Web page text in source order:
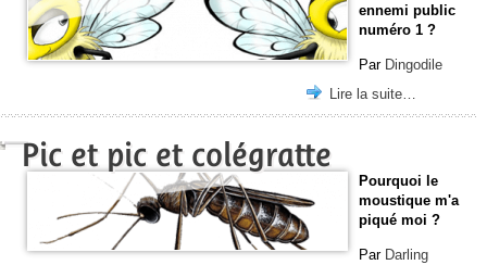
ennemi public
numéro 1 ?
Par Dingodile
Lire la suite…
Pic et pic et colégratte
Pourquoi le
moustique m'a
piqué moi ?
Par Darling